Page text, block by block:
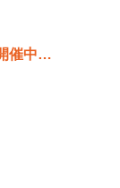
催中…